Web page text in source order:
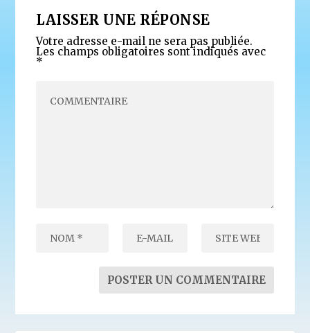
LAISSER UNE RÉPONSE
Votre adresse e-mail ne sera pas publiée.
Les champs obligatoires sont indiqués avec
*